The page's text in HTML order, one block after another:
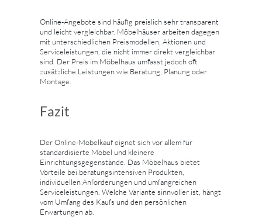
Online-Angebote sind häufig preislich sehr transparent
und leicht vergleichbar. Möbelhäuser arbeiten dagegen
mit unterschiedlichen Preismodellen, Aktionen und
Serviceleistungen, die nicht immer direkt vergleichbar
sind. Der Preis im Möbelhaus umfasst jedoch oft
zusätzliche Leistungen wie Beratung, Planung oder
Montage.
Fazit
Der Online-Möbelkauf eignet sich vor allem für
standardisierte Möbel und kleinere
Einrichtungsgegenstände. Das Möbelhaus bietet
Vorteile bei beratungsintensiven Produkten,
individuellen Anforderungen und umfangreichen
Serviceleistungen. Welche Variante sinnvoller ist, hängt
vom Umfang des Kaufs und den persönlichen
Erwartungen ab.